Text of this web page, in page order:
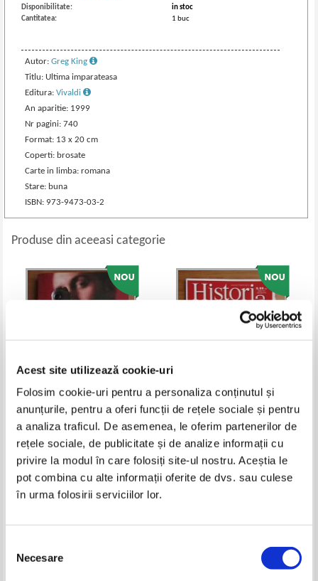
Acest site utilizează cookie-uri
Folosim cookie-uri pentru a personaliza conținutul și
anunțurile, pentru a oferi funcții de rețele sociale și pentru
a analiza traficul. De asemenea, le oferim partenerilor de
rețele sociale, de publicitate și de analize informații cu
privire la modul în care folosiți site-ul nostru. Aceștia le
pot combina cu alte informații oferite de dvs. sau culese
în urma folosirii serviciilor lor.
consimțământului
Necesare
Disponibilitate:
in stoc
Cantitatea:
1 buc
Autor:Greg King
Titlu: Ultima imparateasa
Editura:Vivaldi
An aparitie: 1999
Nr pagini: 740
Format: 13 x 20 cm
Coperti: brosate
Carte in limba: romana
Stare: buna
ISBN: 973-9473-03-2
Produse din aceeasi categorie
Tim Weiner - CIA, o istorie
10,00 Lei
Adaugă în coș
Revista Historia Special, anul II,
nr. 3, iunie 2013
Adaugă în coș